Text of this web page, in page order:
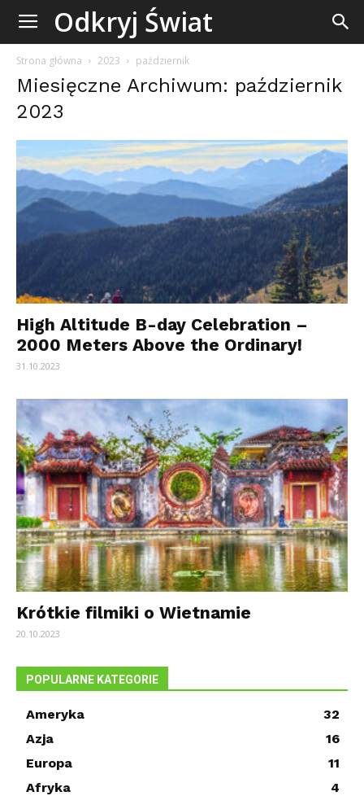
Odkryj Świat
Strona główna 2023 październik
Miesięczne Archiwum: październik
2023
High Altitude B-day Celebration –
2000 Meters Above the Ordinary!
31.10.2023
Krótkie filmiki o Wietnamie
20.10.2023
POPULARNE KATEGORIE
Ameryka
32
Azja
16
Europa
11
Afryka
4